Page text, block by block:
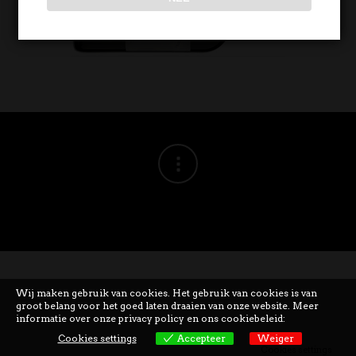
Wij maken gebruik van cookies. Het gebruik van cookies is van
groot belang voor het goed laten draaien van onze website. Meer
informatie over onze privacy policy en ons cookiebeleid:
Cookies settings
Accepteer Weiger